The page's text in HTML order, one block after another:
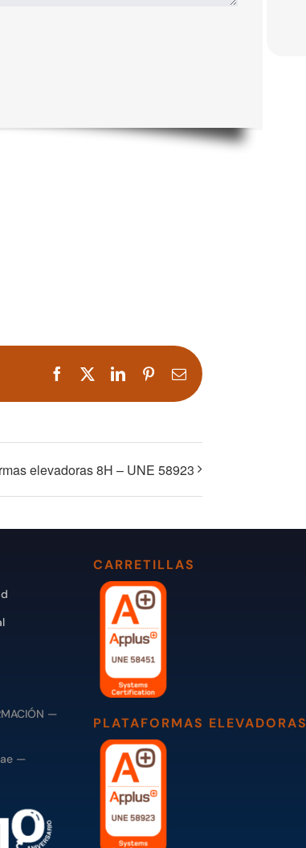
Facebook LinkedInPinterestCorreo
electrónico
elevadoras 8H – UNE 58923
—
—
CARRETILLAS
PLATAFORMAS ELEVADORAS